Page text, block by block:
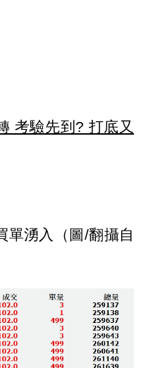
考驗先到? 打底又
單湧入（圖/翻攝自